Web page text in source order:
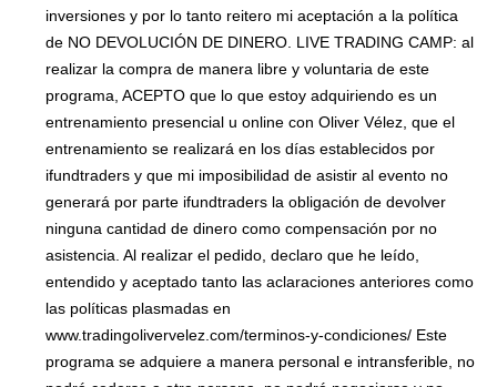
inversiones y por lo tanto reitero mi aceptación a la política
de NO DEVOLUCIÓN DE DINERO. LIVE TRADING CAMP: al
realizar la compra de manera libre y voluntaria de este
programa, ACEPTO que lo que estoy adquiriendo es un
entrenamiento presencial u online con Oliver Vélez, que el
entrenamiento se realizará en los días establecidos por
ifundtraders y que mi imposibilidad de asistir al evento no
generará por parte ifundtraders la obligación de devolver
ninguna cantidad de dinero como compensación por no
asistencia. Al realizar el pedido, declaro que he leído,
entendido y aceptado tanto las aclaraciones anteriores como
las políticas plasmadas en
www.tradingolivervelez.com/terminos-y-condiciones/ Este
programa se adquiere a manera personal e intransferible, no